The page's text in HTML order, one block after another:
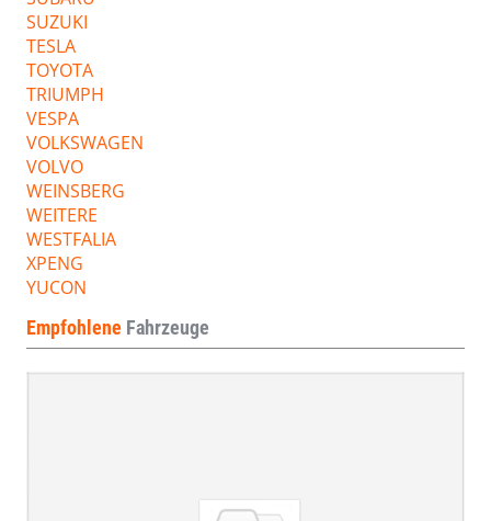
SUZUKI
TESLA
TOYOTA
TRIUMPH
VESPA
VOLKSWAGEN
VOLVO
WEINSBERG
WEITERE
WESTFALIA
XPENG
YUCON
Empfohlene Fahrzeuge